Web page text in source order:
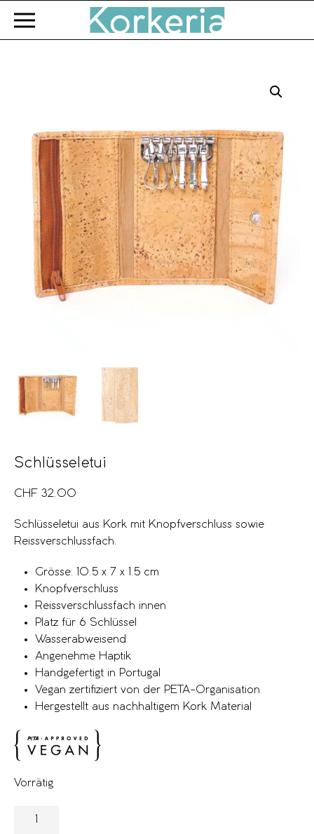
Zum Hauptinhalt springen
Schlüsseletui
CHF 32.00
Schlüsseletui aus Kork mit Knopfverschluss sowie
Reissverschlussfach.
Grösse: 10.5 x 7 x 1.5 cm
Knopfverschluss
Reissverschlussfach innen
Platz für 6 Schlüssel
Wasserabweisend
Angenehme Haptik
Handgefertigt in Portugal
Vegan zertifiziert von der PETA-Organisation
Hergestellt aus nachhaltigem Kork Material
Vorrätig